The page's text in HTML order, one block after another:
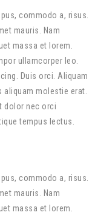
commodo a, risus.
mauris. Nam
massa et lorem.
ullamcorper leo.
Duis orci. Aliquam
aliquam molestie erat.
dolor nec orci
tempus lectus.
commodo a, risus.
mauris. Nam
massa et lorem.